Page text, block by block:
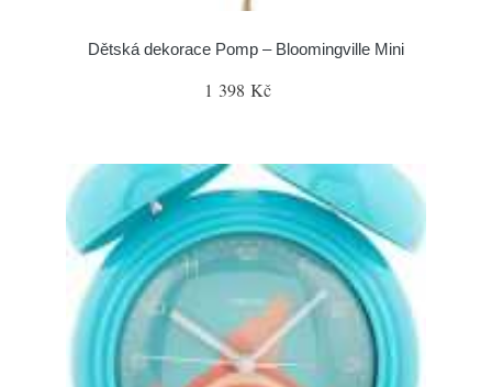
Dětská dekorace Pomp – Bloomingville Mini
1 398 Kč